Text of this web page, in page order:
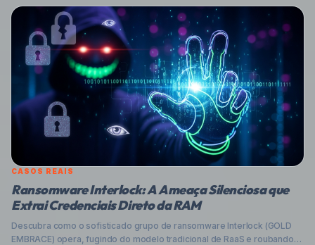
CASOS REAIS
Ransomware Interlock: A Ameaça Silenciosa que
Extrai Credenciais Direto da RAM
Descubra como o sofisticado grupo de ransomware Interlock (GOLD
EMBRACE) opera, fugindo do modelo tradicional de RaaS e roubando